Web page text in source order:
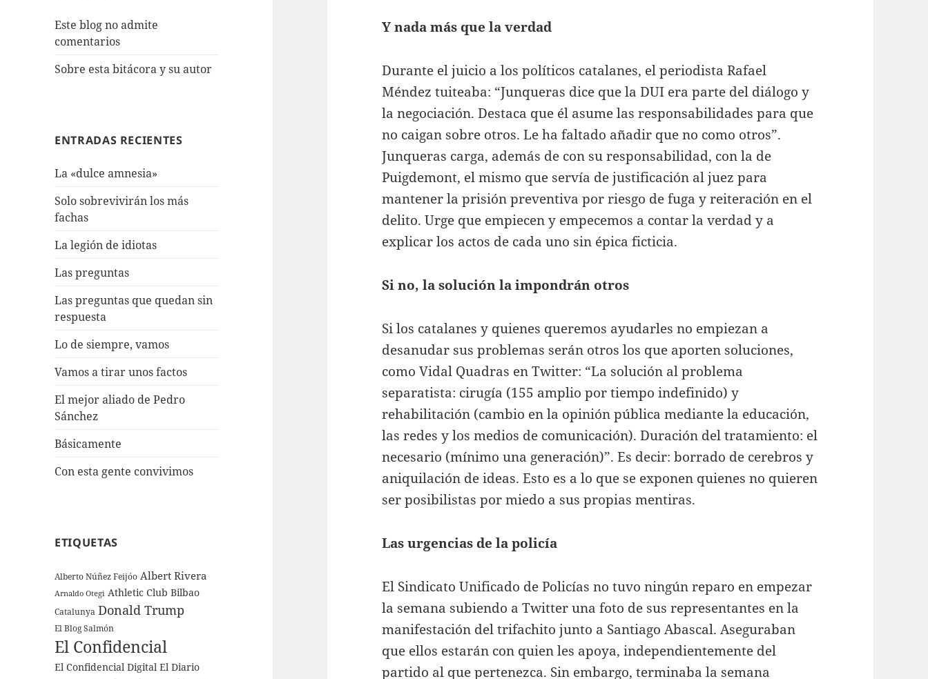
Este blog no admite
comentarios
Sobre esta bitácora y su autor
ENTRADAS RECIENTES
La «dulce amnesia»
Solo sobrevivirán los más
fachas
La legión de idiotas
Las preguntas
Las preguntas que quedan sin
respuesta
Lo de siempre, vamos
Vamos a tirar unos factos
El mejor aliado de Pedro
Sánchez
Básicamente
Con esta gente convivimos
ETIQUETAS
Alberto Núñez Feijóo Albert Rivera
Arnaldo Otegi Athletic Club Bilbao
Catalunya Donald Trump
El Blog Salmón
El Confidencial
El Confidencial Digital El Diario
Y nada más que la verdad
Durante el juicio a los políticos catalanes, el periodista Rafael
Méndez tuiteaba: “Junqueras dice que la DUI era parte del diálogo y
la negociación. Destaca que él asume las responsabilidades para que
no caigan sobre otros. Le ha faltado añadir que no como otros”.
Junqueras carga, además de con su responsabilidad, con la de
Puigdemont, el mismo que servía de justificación al juez para
mantener la prisión preventiva por riesgo de fuga y reiteración en el
delito. Urge que empiecen y empecemos a contar la verdad y a
explicar los actos de cada uno sin épica ficticia.
Si no, la solución la impondrán otros
Si los catalanes y quienes queremos ayudarles no empiezan a
desanudar sus problemas serán otros los que aporten soluciones,
como Vidal Quadras en Twitter: “La solución al problema
separatista: cirugía (155 amplio por tiempo indefinido) y
rehabilitación (cambio en la opinión pública mediante la educación,
las redes y los medios de comunicación). Duración del tratamiento: el
necesario (mínimo una generación)”. Es decir: borrado de cerebros y
aniquilación de ideas. Esto es a lo que se exponen quienes no quieren
ser posibilistas por miedo a sus propias mentiras.
Las urgencias de la policía
El Sindicato Unificado de Policías no tuvo ningún reparo en empezar
la semana subiendo a Twitter una foto de sus representantes en la
manifestación del trifachito junto a Santiago Abascal. Aseguraban
que ellos estarán con quien les apoya, independientemente del
partido al que pertenezca. Sin embargo, terminaba la semana